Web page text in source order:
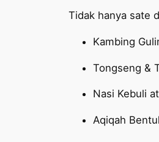
Tidak hanya sate
Kambing
Tongseng &
Nasi Kebuli
Aqiqah